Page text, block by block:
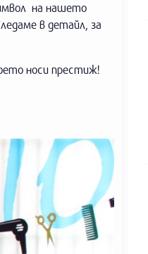
на нашето
в детайл, за
носи престиж!